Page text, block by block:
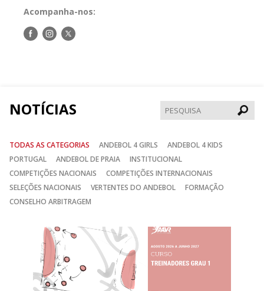
Acompanha-nos:
Siga-Siga-Siga-
NOTÍCIAS
TODAS AS CATEGORIAS ANDEBOL 4 GIRLS
ANDEBOL 4 KIDS
PORTUGAL
ANDEBOL DE PRAIA
INSTITUCIONAL
COMPETIÇÕES NACIONAIS
COMPETIÇÕES INTERNACIONAIS
SELEÇÕES NACIONAIS
VERTENTES DO ANDEBOL
FORMAÇÃO
CONSELHO ARBITRAGEM
Anterior